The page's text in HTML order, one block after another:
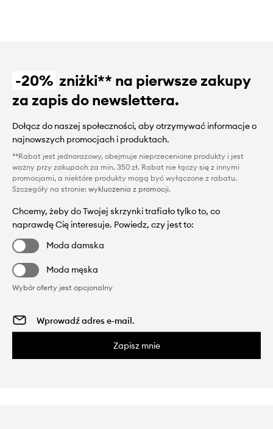
-20% zniżki** na pierwsze zakupy
za zapis do newslettera.
Dołącz do naszej społeczności, aby otrzymywać informacje o
najnowszych promocjach i produktach.
**Rabat jest jednorazowy, obejmuje nieprzecenione produkty i jest
ważny przy zakupach za min. 350 zł. Rabat nie łączy się z innymi
promocjami, a niektóre produkty mogą być wyłączone z rabatu.
Szczegóły na stronie: wykluczenia z promocji.
Chcemy, żeby do Twojej skrzynki trafiało tylko to, co
naprawdę Cię interesuje. Powiedz, czy jest to:
Moda damska
Moda męska
Wybór oferty jest opcjonalny
Zapisz mnie